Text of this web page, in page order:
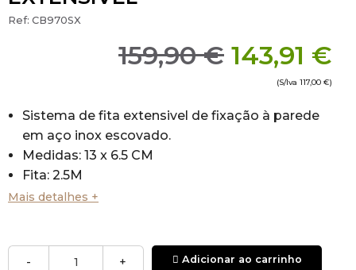
Ref: CB970SX
159,90 € 143,91 €
(S/Iva 117,00 €)
Sistema de fita extensivel de fixação à parede
em aço inox escovado.
Medidas: 13 x 6.5 CM
Fita: 2.5M
Mais detalhes +
- + Adicionar ao carrinho